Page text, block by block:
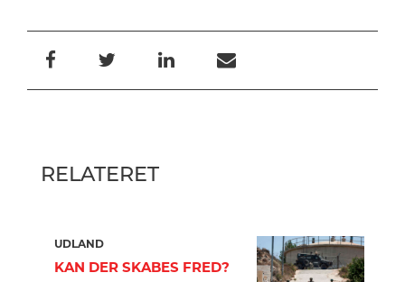
RELATERET
UDLAND
KAN DER SKABES FRED?